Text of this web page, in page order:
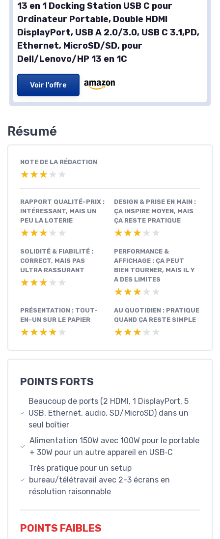
13 en 1 Docking Station USB C pour
Ordinateur Portable, Double HDMI
DisplayPort, USB A 2.0/3.0, USB C 3.1,PD,
Ethernet, MicroSD/SD, pour
Dell/Lenovo/HP 13 en 1C
Voir l'offre
Résumé
NOTE DE LA RÉDACTION
★★★★★
★★★★★
RAPPORT QUALITÉ-PRIX :
INTÉRESSANT, MAIS UN
PEU LA LOTERIE
★★★★★
★★★★★
DESIGN & PRISE EN MAIN :
ÇA INSPIRE MOYEN, MAIS
ÇA RESTE PRATIQUE
★★★★★
★★★★★
SOLIDITÉ & FIABILITÉ :
CORRECT, MAIS PAS
ULTRA RASSURANT
★★★★★
★★★★★
PERFORMANCE &
AFFICHAGE : ÇA PEUT
BIEN TOURNER, MAIS IL Y
A DES LIMITES
★★★★★
★★★★★
PRÉSENTATION : TOUT-
EN-UN SUR LE PAPIER
★★★★★
★★★★★
AU QUOTIDIEN : PRATIQUE
QUAND ÇA RESTE SIMPLE
★★★★★
★★★★★
POINTS FORTS
Beaucoup de ports (2 HDMI, 1 DisplayPort, 5
USB, Ethernet, audio, SD/MicroSD) dans un
seul boîtier
Alimentation 150W avec 100W pour le portable
+ 30W pour un autre appareil en USB‑C
Très pratique pour un setup
bureau/télétravail avec 2-3 écrans en
résolution raisonnable
POINTS FAIBLES